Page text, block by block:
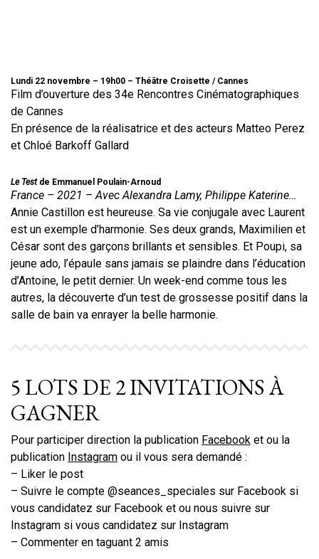
Lundi 22 novembre – 19h00 – Théâtre Croisette / Cannes
Film d’ouverture des 34e Rencontres Cinématographiques
de Cannes
En présence de la réalisatrice et des acteurs Matteo Perez
et Chloé Barkoff Gallard
Le Test de Emmanuel Poulain-Arnoud
France – 2021 – Avec Alexandra Lamy, Philippe Katerine…
Annie Castillon est heureuse. Sa vie conjugale avec Laurent
est un exemple d’harmonie. Ses deux grands, Maximilien et
César sont des garçons brillants et sensibles. Et Poupi, sa
jeune ado, l’épaule sans jamais se plaindre dans l’éducation
d’Antoine, le petit dernier. Un week-end comme tous les
autres, la découverte d’un test de grossesse positif dans la
salle de bain va enrayer la belle harmonie.
5 LOTS DE 2 INVITATIONS À
GAGNER
Pour participer direction la publication Facebook et ou la
publication Instagram ou il vous sera demandé :
– Liker le post
– Suivre le compte @seances_speciales sur Facebook si
vous candidatez sur Facebook et ou nous suivre sur
Instagram si vous candidatez sur Instagram
– Commenter en taguant 2 amis